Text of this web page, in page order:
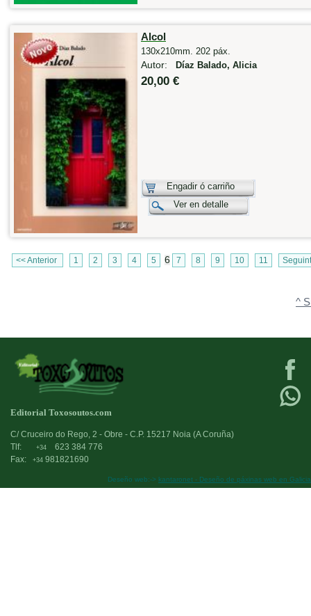
Alcol
130x210mm. 202 páx.
Autor: Díaz Balado, Alicia
20,00 €
Engadir ó carriño
Ver en detalle
<< Anterior 1 2 3 4 5 6 7 8 9 10 11
^
Editorial Toxosoutos.com
C/ Cruceiro do Rego, 2 - Obre - C.P. 15217 Noia (A Coruña)
Tlf:
+34
623 384 776
Fax:
+34 981821690
Deseño web:-> kantaronet - Deseño de páxinas web en Galicia